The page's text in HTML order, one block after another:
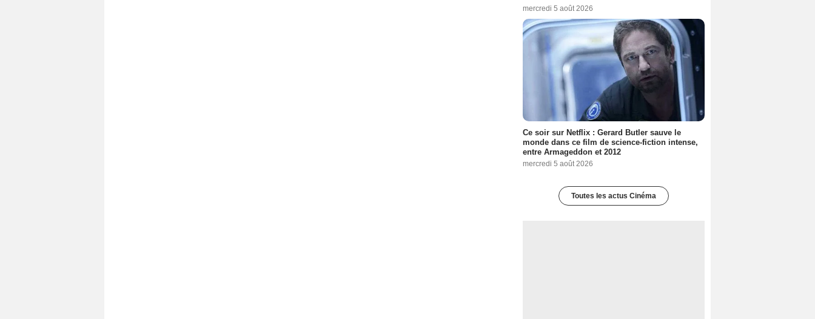
mercredi 5 août 2026
Ce soir sur Netflix : Gerard Butler sauve le
monde dans ce film de science-fiction intense,
entre Armageddon et 2012
mercredi 5 août 2026
Toutes les actus Cinéma